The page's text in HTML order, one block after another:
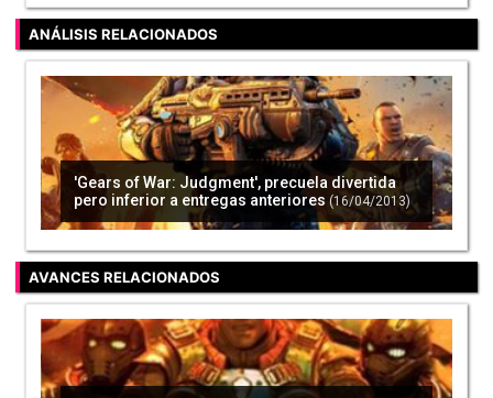
ANÁLISIS RELACIONADOS
'Gears of War: Judgment', precuela divertida
pero inferior a entregas anteriores (16/04/2013)
AVANCES RELACIONADOS